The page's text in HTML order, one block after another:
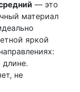
— это
материал
яркой
не